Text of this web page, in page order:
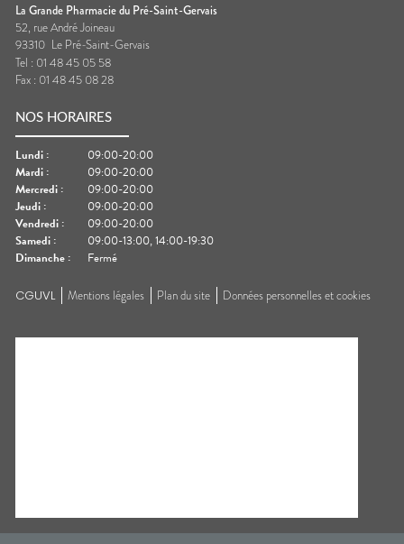
La Grande Pharmacie du Pré-Saint-Gervais
52, rue André Joineau
93310 Le Pré-Saint-Gervais
Tel : 01 48 45 05 58
Fax : 01 48 45 08 28
NOS HORAIRES
Lundi :
09:00-20:00
Mardi :
09:00-20:00
Mercredi :
09:00-20:00
Jeudi :
09:00-20:00
Vendredi :
09:00-20:00
Samedi :
09:00-13:00, 14:00-19:30
Dimanche : Fermé
CGUVL Mentions légales Plan du site Données personnelles et cookies